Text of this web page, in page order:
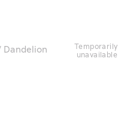
Dandelion
temporarily
unavailable